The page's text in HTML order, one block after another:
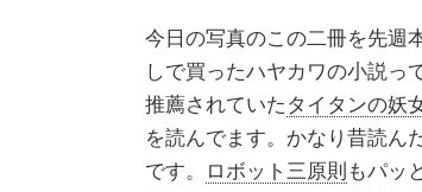
今日の写真のこの二冊を先週
しで買ったハヤカワの小説っ
推薦されていた タイタンの妖
を読んでます。かなり昔読ん
です。
ロボット三原則 もパッ